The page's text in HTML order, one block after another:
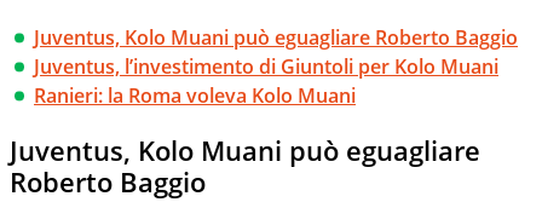
Juventus, Kolo Muani può eguagliare Roberto Baggio
Juventus, l’investimento di Giuntoli per Kolo Muani
Ranieri: la Roma voleva Kolo Muani
Juventus, Kolo Muani può eguagliare
Roberto Baggio